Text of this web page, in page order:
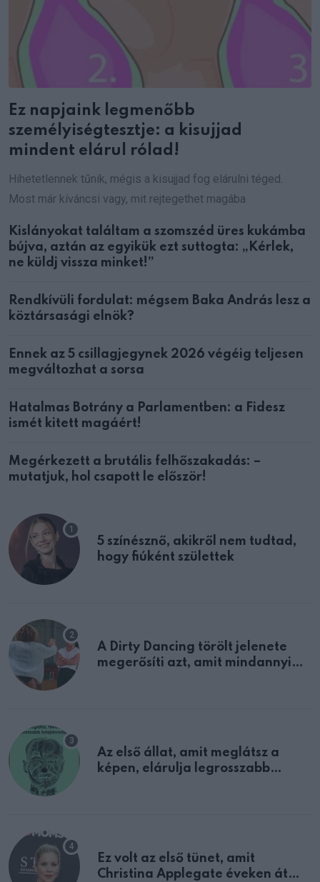
Ez napjaink legmenőbb
személyiségtesztje: a kisujjad
mindent elárul rólad!
Hihetetlennek tűnik, mégis a kisujjad fog elárulni téged.
Most már kíváncsi vagy, mit rejtegethet magába
Kislányokat találtam a szomszéd üres kukámba
bújva, aztán az egyikük ezt suttogta: „Kérlek,
ne küldj vissza minket!”
Rendkívüli fordulat: mégsem Baka András lesz a
köztársasági elnök?
Ennek az 5 csillagjegynek 2026 végéig teljesen
megváltozhat a sorsa
Hatalmas Botrány a Parlamentben: a Fidesz
ismét kitett magáért!
Megérkezett a brutális felhőszakadás: –
mutatjuk, hol csapott le először!
5 színésznő, akikről nem tudtad,
hogy fiúként születtek
A Dirty Dancing törölt jelenete
megerősíti azt, amit mindannyian
Az első állat, amit meglátsz a
képen, elárulja legrosszabb
Ez volt az első tünet, amit
Christina Applegate éveken át